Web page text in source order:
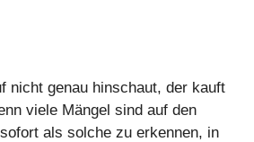
nicht genau hinschaut, der kauft
viele Mängel sind auf den
als solche zu erkennen, in